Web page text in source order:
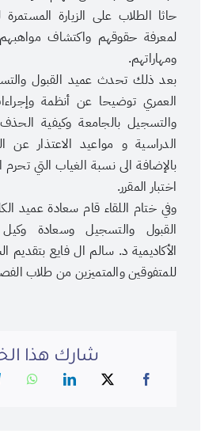
حاثا الطلاب على الزيارة المستمرة
لمعرفة حقوقهم واكتشاف
ومهاراتهم.
بعد ذلك تحدث عميد القبول
العمري توضيحا عن أنظمة
والتسجيل بالجامعة وكيفية الحذف
الدراسية و مواعيد الاعتذار عن
بالإضافة الى نسبة الغياب التي
اختبار المقرر.
وفي ختام اللقاء قام سعادة عميد
القبول والتسجيل وسعادة
الأكاديمية د. سالم ال فايع بتقديم
للمتفوقين والمتميزين من طلاب
شارك هذا